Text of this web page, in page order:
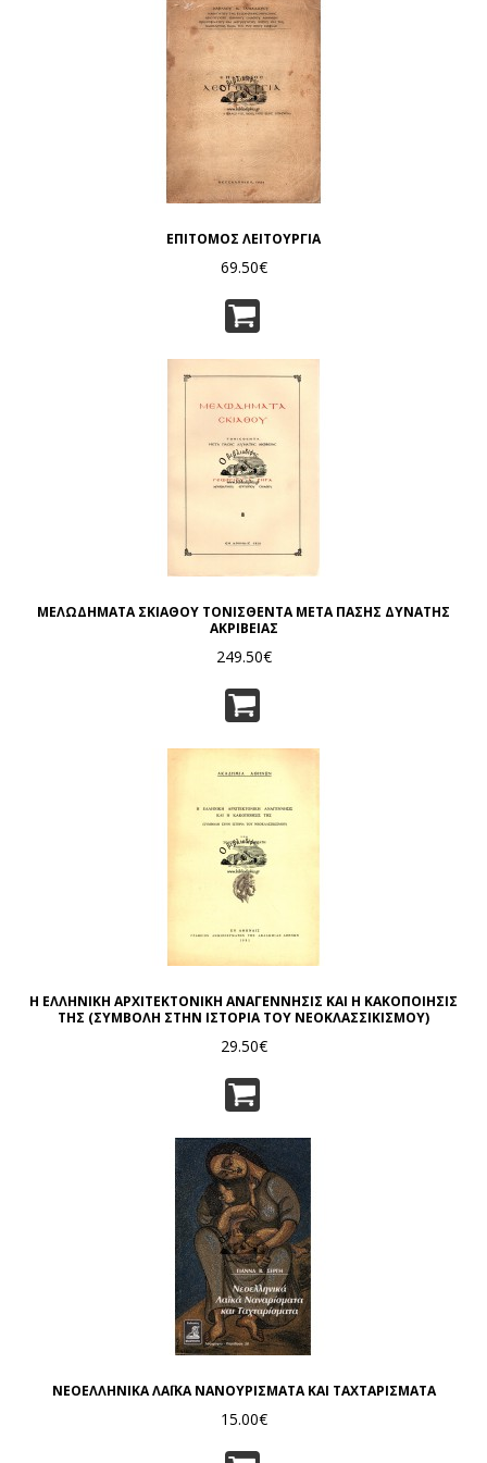
ΕΠΙΤΟΜΟΣ ΛΕΙΤΟΥΡΓΙΑ
69.50€
ΜΕΛΩΔΗΜΑΤΑ ΣΚΙΑΘΟΥ ΤΟΝΙΣΘΕΝΤΑ ΜΕΤΑ ΠΑΣΗΣ ΔΥΝΑΤΗΣ
ΑΚΡΙΒΕΙΑΣ
249.50€
Η ΕΛΛΗΝΙΚΗ ΑΡΧΙΤΕΚΤΟΝΙΚΗ ΑΝΑΓΕΝΝΗΣΙΣ ΚΑΙ Η ΚΑΚΟΠΟΙΗΣΙΣ
ΤΗΣ (ΣΥΜΒΟΛΗ ΣΤΗΝ ΙΣΤΟΡΙΑ ΤΟΥ ΝΕΟΚΛΑΣΣΙΚΙΣΜΟΥ)
29.50€
ΝΕΟΕΛΛΗΝΙΚΑ ΛΑΪΚΑ ΝΑΝΟΥΡΙΣΜΑΤΑ ΚΑΙ ΤΑΧΤΑΡΙΣΜΑΤΑ
15.00€